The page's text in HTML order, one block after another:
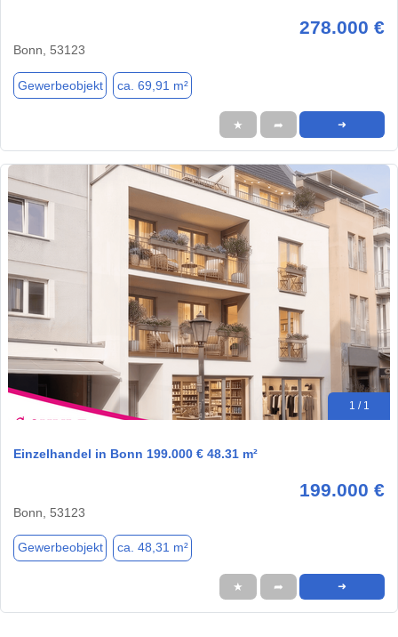
278.000 €
Bonn, 53123
Gewerbeobjekt ca. 69,91 m²
★ ➦ ➜
1 / 1
Einzelhandel in Bonn 199.000 € 48.31 m²
199.000 €
Bonn, 53123
Gewerbeobjekt ca. 48,31 m²
★ ➦ ➜